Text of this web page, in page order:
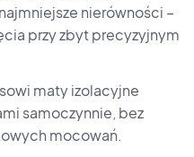
nierówności –
przy zbyt precyzyjnym
maty izolacyjne
samoczynnie, bez
mocowań.